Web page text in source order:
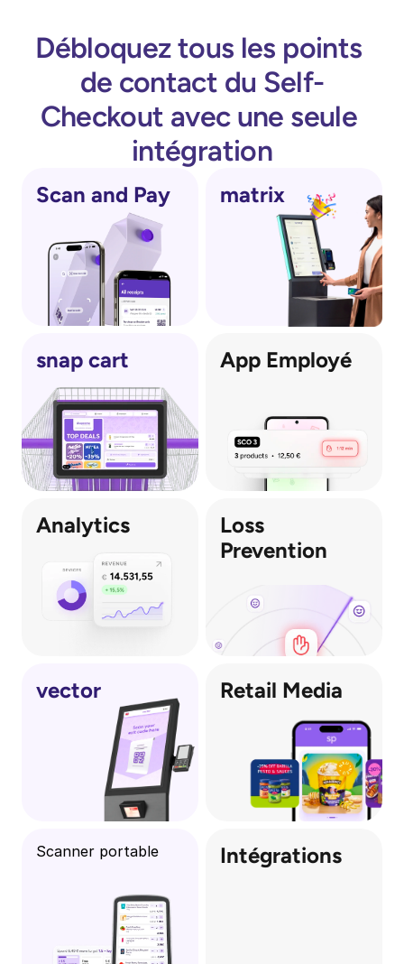
Débloquez tous les points
de contact du Self-
Checkout avec une seule
intégration
Scan and Pay matrix
snap cart App Employé
Analytics
Loss
Prevention
vector Retail Media
Scanner portable Intégrations